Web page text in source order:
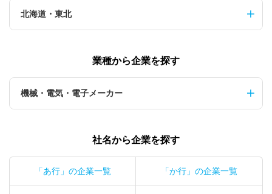
北海道・東北
業種から企業を探す
機械・電気・電子メーカー
社名から企業を探す
「あ行」の企業一覧 「か行」の企業一覧